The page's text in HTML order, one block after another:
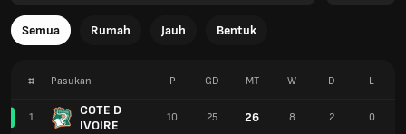
Semua Rumah Jauh Bentuk
# Pasukan
1
COTE D
IVOIRE
P GD MT W D L
10 25 26 8 2 0